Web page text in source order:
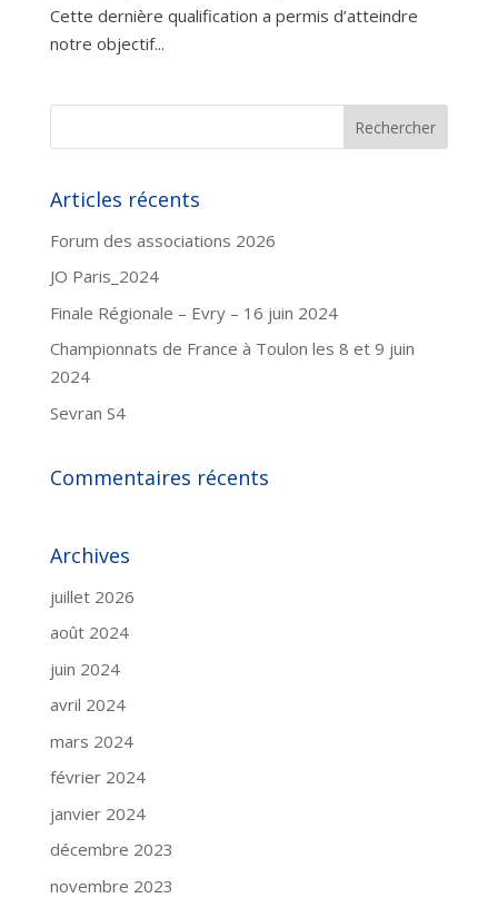
Cette dernière qualification a permis d’atteindre
notre objectif...
Articles récents
Forum des associations 2026
JO Paris_2024
Finale Régionale – Evry – 16 juin 2024
Championnats de France à Toulon les 8 et 9 juin
2024
Sevran S4
Commentaires récents
Archives
juillet 2026
août 2024
juin 2024
avril 2024
mars 2024
février 2024
janvier 2024
décembre 2023
novembre 2023